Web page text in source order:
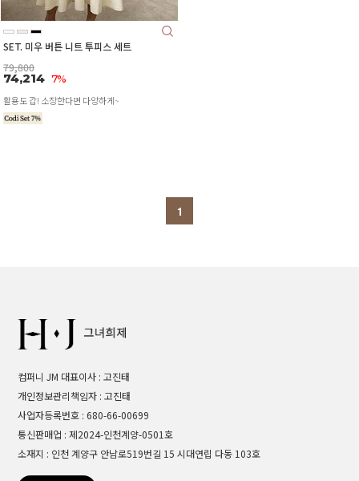
SET. 미우 버튼 니트 투피스 세트
79,800
74,214 7%
활용도 갑! 소장한다면 다양하게~
1
컴퍼니 JM 대표이사 : 고진태
개인정보관리책임자 : 고진태
사업자등록번호 : 680-66-00699
통신판매업 : 제2024-인천계양-0501호
소재지 : 인천 계양구 안남로519번길 15 시대연립 다동 103호